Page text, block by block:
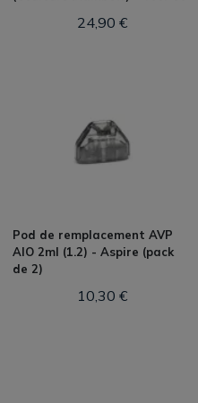
24,90 €
Pod de remplacement AVP
AIO 2ml (1.2) - Aspire (pack
de 2)
10,30 €